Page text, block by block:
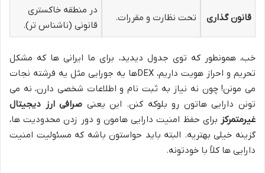
قانون گذاری تحت نظارت و مقررات.
در منطقه خاکستری
قانونی (ناشناس تر).
خب، همونطور که توی جدول دیدید، برای ما ایرانی ها که مشکل
تحریم و احراز هویت داریم، DEXها یه جورایی مثل یه فرشته نجات
می مونن! چون نه نیاز به ثبت نام و اطلاعات شخصی دارن، نه می
تونن دارایی هاتون رو بلوکه کنن. این یعنی صرافی ارز دیجیتال
غیرمتمرکز برای حفظ امنیت دارایی هامون و دور زدن محدودیت ها،
گزینه خیلی بهتریه. البته باید حواستون باشه که مسئولیت امنیت
دارایی ها کلاً با خودتونه.